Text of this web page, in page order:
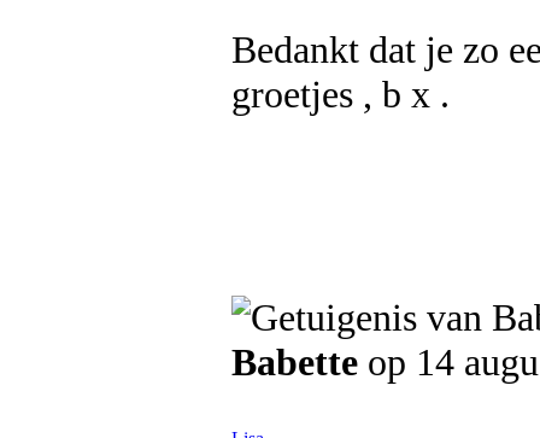
Bedankt dat je zo
groetjes , b x .
Babette op 14